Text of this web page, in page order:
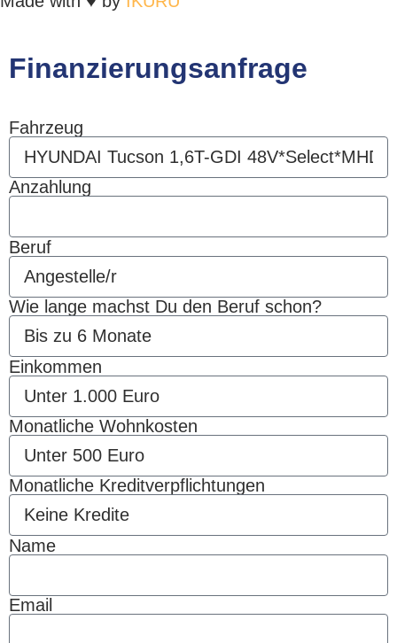
Finanzierungsanfrage
Fahrzeug
Anzahlung
Beruf
Wie lange machst Du den Beruf schon?
Einkommen
Monatliche Wohnkosten
Monatliche Kreditverpflichtungen
Name
Email